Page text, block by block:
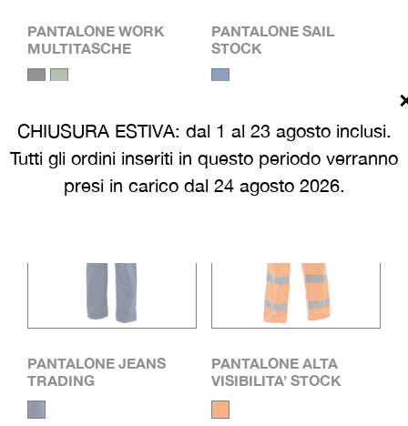
CHIUSURA ESTIVA: dal 1 al 23 agosto inclusi.
Tutti gli ordini inseriti in questo periodo verranno
presi in carico dal 24 agosto 2026.
PANTALONE WORK
MULTITASCHE
PANTALONE SAIL
STOCK
PANTALONE JEANS
TRADING
PANTALONE ALTA
VISIBILITA’ STOCK